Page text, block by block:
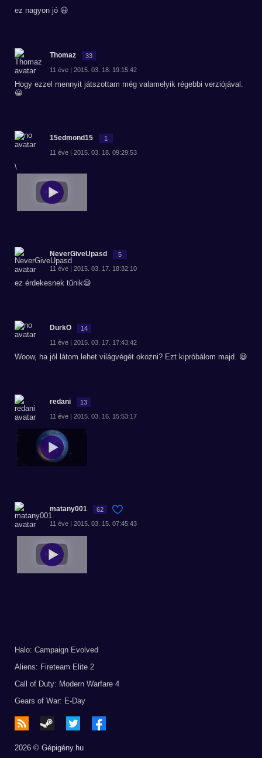
ez nagyon jó 😃
Thomaz 33
11 éve | 2015. 03. 18. 19:15:42
Hogy ezzel mennyit játszottam még valamelyik régebbi verziójával.
😀
15edmond15 1
11 éve | 2015. 03. 18. 09:29:53
\
NeverGiveUpasd 5
11 éve | 2015. 03. 17. 18:32:10
ez érdekesnek tűnik😃
DurkO 14
11 éve | 2015. 03. 17. 17:43:42
Woow, ha jól látom lehet világvégét okozni? Ezt kipróbálom majd. 😃
redani 13
11 éve | 2015. 03. 16. 15:53:17
matany001 62
11 éve | 2015. 03. 15. 07:45:43
Halo: Campaign Evolved
Aliens: Fireteam Elite 2
Call of Duty: Modern Warfare 4
Gears of War: E-Day
2026 © Gépigény.hu